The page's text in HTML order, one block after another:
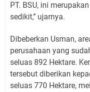
PT. BSU, ini
sedikit,’’ ujarnya.
Dibeberkan Usman,
perusahaan yang
seluas 892 Hektare.
tersebut diberikan
seluas 770 Hektare,